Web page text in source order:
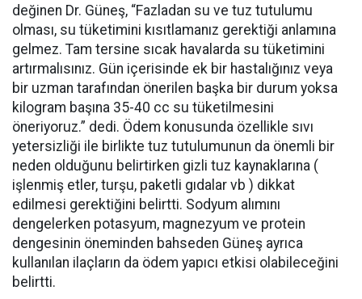
değinen Dr. Güneş, “Fazladan su ve tuz tutulumu
olması, su tüketimini kısıtlamanız gerektiği anlamına
gelmez. Tam tersine sıcak havalarda su tüketimini
artırmalısınız. Gün içerisinde ek bir hastalığınız veya
bir uzman tarafından önerilen başka bir durum yoksa
kilogram başına 35-40 cc su tüketilmesini
öneriyoruz.” dedi. Ödem konusunda özellikle sıvı
yetersizliği ile birlikte tuz tutulumunun da önemli bir
neden olduğunu belirtirken gizli tuz kaynaklarına (
işlenmiş etler, turşu, paketli gıdalar vb ) dikkat
edilmesi gerektiğini belirtti. Sodyum alımını
dengelerken potasyum, magnezyum ve protein
dengesinin öneminden bahseden Güneş ayrıca
kullanılan ilaçların da ödem yapıcı etkisi olabileceğini
belirtti.